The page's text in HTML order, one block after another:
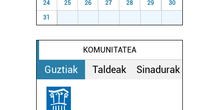
24 25 26 27 28 29 30
31
KOMUNITATEA
Guztiak Taldeak Sinadurak